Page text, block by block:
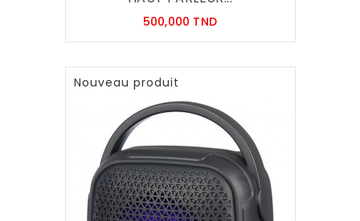
500,000 TNDPrix
Nouveau produit